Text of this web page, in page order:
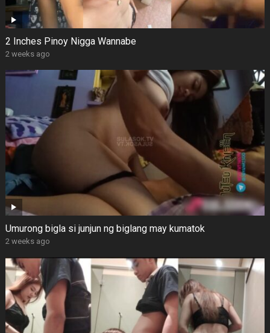
2 Inches Pinoy Nigga Wannabe
2 weeks ago
Umurong bigla si junjun ng biglang may kumatok
2 weeks ago